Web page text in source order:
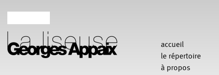
accueil
le répertoire
à propos
Durée : environ 40 mn